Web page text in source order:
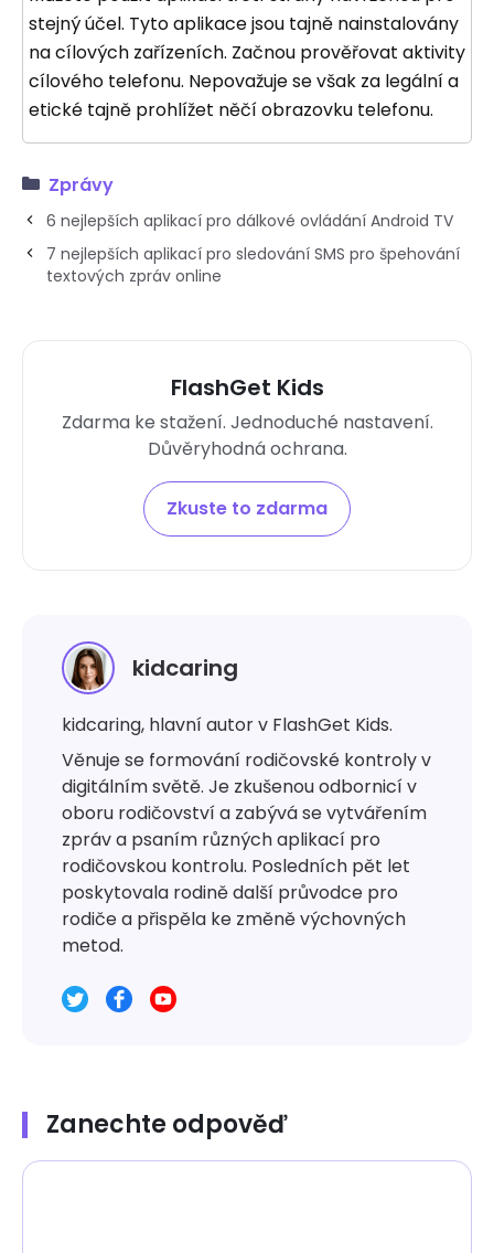
stejný účel. Tyto aplikace jsou tajně nainstalovány
na cílových zařízeních. Začnou prověřovat aktivity
cílového telefonu. Nepovažuje se však za legální a
etické tajně prohlížet něčí obrazovku telefonu.
Zprávy
6 nejlepších aplikací pro dálkové ovládání Android TV
7 nejlepších aplikací pro sledování SMS pro špehování
textových zpráv online
FlashGet Kids
Zdarma ke stažení. Jednoduché nastavení.
Důvěryhodná ochrana.
Zkuste to zdarma
kidcaring
kidcaring, hlavní autor v FlashGet Kids.
Věnuje se formování rodičovské kontroly v
digitálním světě. Je zkušenou odbornicí v
oboru rodičovství a zabývá se vytvářením
zpráv a psaním různých aplikací pro
rodičovskou kontrolu. Posledních pět let
poskytovala rodině další průvodce pro
rodiče a přispěla ke změně výchovných
metod.
Zanechte odpověď